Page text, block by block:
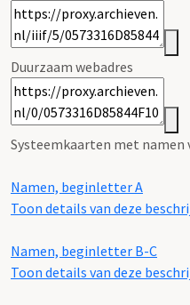
Duurzaam webadres
Systeemkaarten met
Namen, beginletter A
Toon details van deze
Namen, beginletter B-C
Toon details van deze